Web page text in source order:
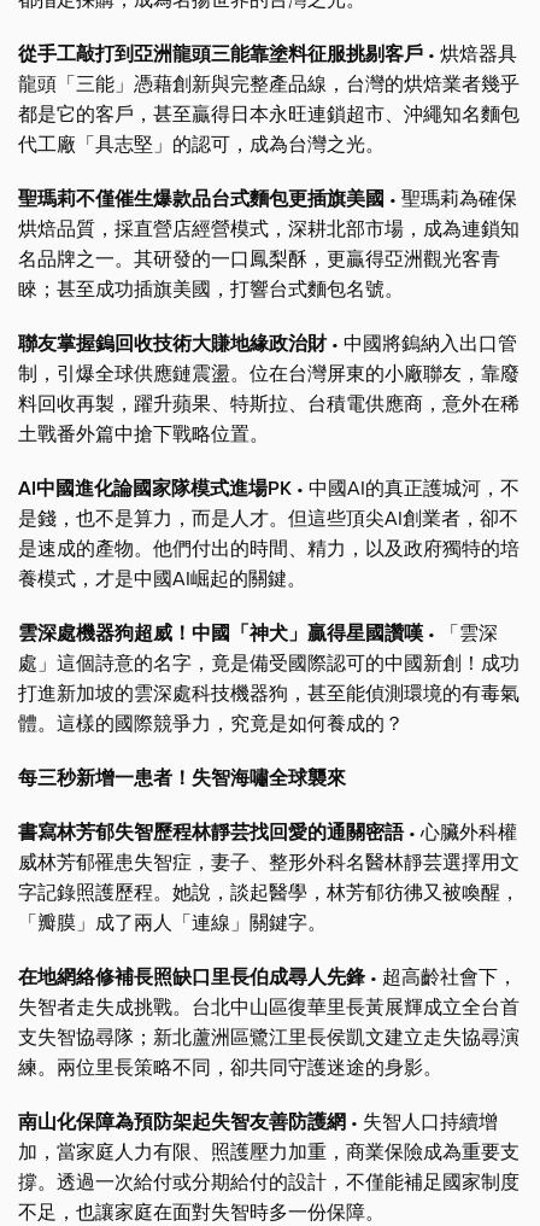
從手工敲打到亞洲龍頭三能靠塗料征服挑剔客戶 • 烘焙器具
龍頭「三能」憑藉創新與完整產品線，台灣的烘焙業者幾乎
都是它的客戶，甚至贏得日本永旺連鎖超市、沖繩知名麵包
代工廠「具志堅」的認可，成為台灣之光。
聖瑪莉不僅催生爆款品台式麵包更插旗美國 • 聖瑪莉為確保
烘焙品質，採直營店經營模式，深耕北部市場，成為連鎖知
名品牌之一。其研發的一口鳳梨酥，更贏得亞洲觀光客青
睞；甚至成功插旗美國，打響台式麵包名號。
聯友掌握鎢回收技術大賺地緣政治財• 中國將鎢納入出口管
制，引爆全球供應鏈震盪。位在台灣屏東的小廠聯友，靠廢
料回收再製，躍升蘋果、特斯拉、台積電供應商，意外在稀
土戰番外篇中搶下戰略位置。
AI中國進化論國家隊模式進場PK • 中國AI的真正護城河，不
是錢，也不是算力，而是人才。但這些頂尖AI創業者，卻不
是速成的產物。他們付出的時間、精力，以及政府獨特的培
養模式，才是中國AI崛起的關鍵。
雲深處機器狗超威！中國「神犬」贏得星國讚嘆 • 「雲深
處」這個詩意的名字，竟是備受國際認可的中國新創！成功
打進新加坡的雲深處科技機器狗，甚至能偵測環境的有毒氣
體。這樣的國際競爭力，究竟是如何養成的？
每三秒新增一患者！失智海嘯全球襲來
書寫林芳郁失智歷程林靜芸找回愛的通關密語• 心臟外科權
威林芳郁罹患失智症，妻子、整形外科名醫林靜芸選擇用文
字記錄照護歷程。她說，談起醫學，林芳郁彷彿又被喚醒，
「瓣膜」成了兩人「連線」關鍵字。
在地網絡修補長照缺口里長伯成尋人先鋒 • 超高齡社會下，
失智者走失成挑戰。台北中山區復華里長黃展輝成立全台首
支失智協尋隊；新北蘆洲區鷺江里長侯凱文建立走失協尋演
練。兩位里長策略不同，卻共同守護迷途的身影。
南山化保障為預防架起失智友善防護網 • 失智人口持續增
加，當家庭人力有限、照護壓力加重，商業保險成為重要支
撐。透過一次給付或分期給付的設計，不僅能補足國家制度
不足，也讓家庭在面對失智時多一份保障。